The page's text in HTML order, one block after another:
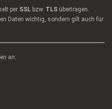
per SSL bzw. TLS übertragen.
Daten wichtig, sondern gilt auch für
an: